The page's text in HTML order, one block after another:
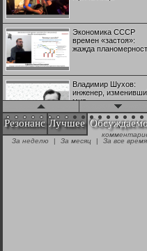
Экономика СССР
времен «застоя»:
жажда
Владимир Шухов:
инженер,
мир
"Аркадий Коц" на
эгалите-фесте "Не
Резонанс Лучшее
За неделю
| За месяц | За все время